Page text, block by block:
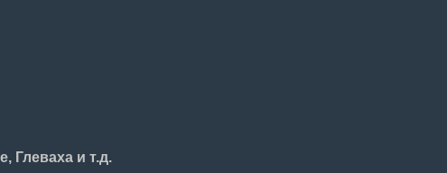
Глеваха и т.д.